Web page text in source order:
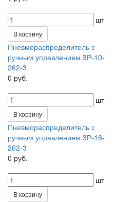
шт
В корзину
Пневмораспределитель с
ручным управлением 3Р-10-
262-3
0 руб.
шт
В корзину
Пневмораспределитель с
ручным управлением 3Р-16-
262-3
0 руб.
шт
В корзину